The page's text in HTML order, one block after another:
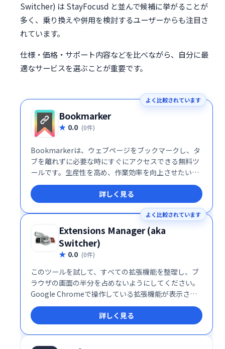
Switcher) は StayFocusd と並んで候補に挙がることが
多く、乗り換えや併用を検討するユーザーからも注目さ
れています。
仕様・価格・サポート内容などを比べながら、自分に最
適なサービスを選ぶことが重要です。
よく比較されています
Bookmarker
0.0 (0件)
Bookmarkerは、ウェブページをブックマークし、タ
ブを離れずに必要な時にすぐにアクセスできる無料ツ
ールです。生産性を高め、作業効率を向上させたい方
におすすめです。 ブラウザを閉じてもブックマークは
保存され、いつでも必要な情報にアクセスできます。
手軽で便利なブックマーク管理で、スムーズなワーク
フローを実現しましょう。
詳しく見る
よく比較されています
Extensions Manager (aka
Switcher)
0.0 (0件)
このツールを試して、すべての拡張機能を整理し、ブ
ラウザの画面の半分を占めないようにしてください。
Google Chromeで操作している拡張機能が表示さ
れ、ブラウザをより適切に整理するためにいくつかの
アイコンを非表示にするオプションが提供されます。
詳しく見る